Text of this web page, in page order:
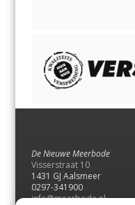
De Nieuwe Meerbode
Visserstraat 10
1431 GJ Aalsmeer
0297-341900
info@meerbode.nl